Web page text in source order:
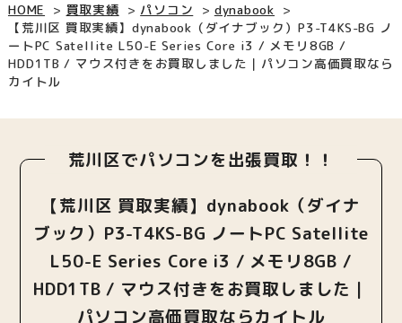
HOME 買取実績 パソコン
dynabook
【荒川区 買取実績】dynabook（ダイナブック）P3-T4KS-BG ノ
ートPC Satellite L50-E Series Core i3 / メモリ8GB /
HDD1TB / マウス付きをお買取しました｜パソコン高価買取なら
カイトル
荒川区でパソコンを出張買取！！
【荒川区 買取実績】dynabook（ダイナ
ブック）P3-T4KS-BG ノートPC Satellite
L50-E Series Core i3 / メモリ8GB /
HDD1TB / マウス付きをお買取しました｜
パソコン高価買取ならカイトル